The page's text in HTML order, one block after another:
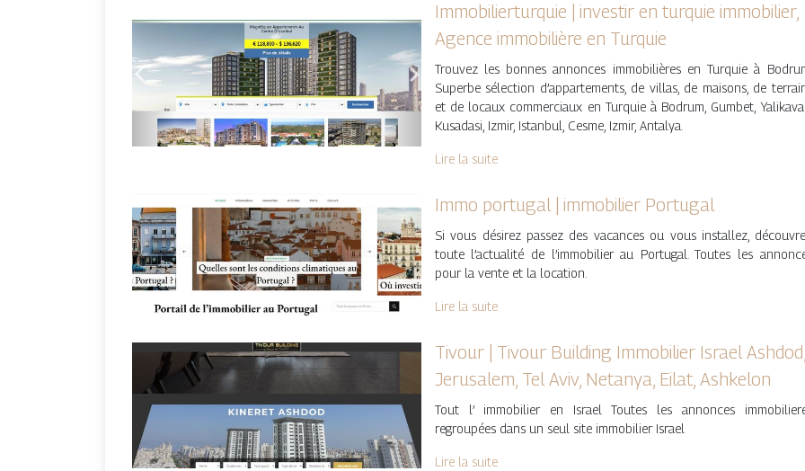
Im­mobi­liertur­quie | investir en turquie immobilier,
Agence immobilière en Turquie
Trouvez les bonnes annonces immobilières en Turquie à
Superbe sélection d’appartements, de villas, de maisons, de
et de locaux commerciaux en Turquie à Bodrum, Gumbet,
Kusadasi, Izmir, Istanbul, Cesme, Izmir, Antalya.
Lire la suite
Immo portugal | immobilier Portugal
Si vous désirez passez des vacances ou vous installez,
toute l’actualité de l’immobilier au Portugal. Toutes les
pour la vente et la location.
Lire la suite
Tivour | Tivour Building Immobilier Israel Ashdod,
Jerusalem, Tel Aviv, Netanya, Eilat, Ashkelon
Tout l’ immobilier en Israel Toutes les annonces
regroupées dans un seul site immobilier Israel
Lire la suite